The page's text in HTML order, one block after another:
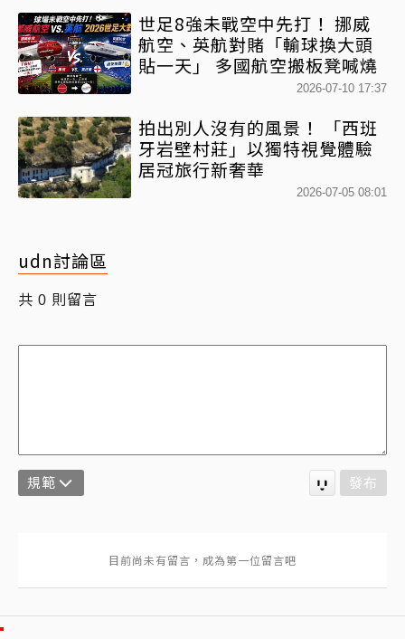
世足8強未戰空中先打！ 挪威
航空、英航對賭「輸球換大頭
貼一天」 多國航空搬板凳喊燒
2026-07-10 17:37
拍出別人沒有的風景！ 「西班
牙岩壁村莊」以獨特視覺體驗
居冠旅行新奢華
2026-07-05 08:01
udn討論區
共 0 則留言
規範 發布